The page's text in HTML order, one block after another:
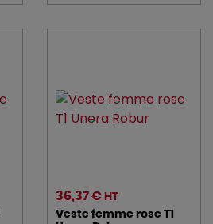
36,37 € HT
Veste femme rose T1